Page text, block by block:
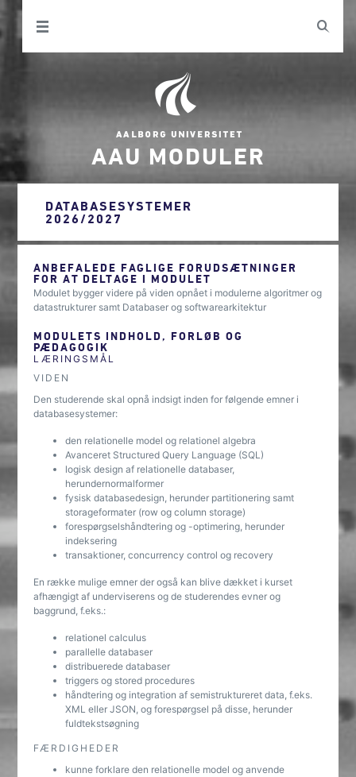
AAU MODULER
DATABASESYSTEMER
2026/2027
ANBEFALEDE FAGLIGE FORUDSÆTNINGER
FOR AT DELTAGE I MODULET
Modulet bygger videre på viden opnået i modulerne algoritmer og
datastrukturer samt Databaser og softwarearkitektur
MODULETS INDHOLD, FORLØB OG
PÆDAGOGIK
LÆRINGSMÅL
VIDEN
Den studerende skal opnå indsigt inden for følgende emner i
databasesystemer:
den relationelle model og relationel algebra
Avanceret Structured Query Language (SQL)
logisk design af relationelle databaser,
herundernormalformer
fysisk databasedesign, herunder partitionering samt
storageformater (row og column storage)
forespørgselshåndtering og -optimering, herunder
indeksering
transaktioner, concurrency control og recovery
En række mulige emner der også kan blive dækket i kurset
afhængigt af underviserens og de studerendes evner og
baggrund, f.eks.:
relationel calculus
parallelle databaser
distribuerede databaser
triggers og stored procedures
håndtering og integration af semistruktureret data, f.eks.
XML eller JSON, og forespørgsel på disse, herunder
fuldtekstsøgning
FÆRDIGHEDER
kunne forklare den relationelle model og anvende